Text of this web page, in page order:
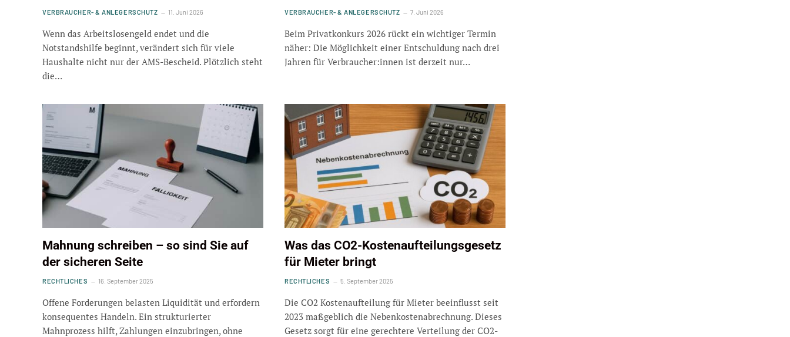
VERBRAUCHER- & ANLEGERSCHUTZ 11. Juni 2026
Wenn das Arbeitslosengeld endet und die
Notstandshilfe beginnt, verändert sich für viele
Haushalte nicht nur der AMS-Bescheid. Plötzlich steht
die…
VERBRAUCHER- & ANLEGERSCHUTZ 7. Juni 2026
Beim Privatkonkurs 2026 rückt ein wichtiger Termin
näher: Die Möglichkeit einer Entschuldung nach drei
Jahren für Verbraucher:innen ist derzeit nur…
Mahnung schreiben – so sind Sie auf
der sicheren Seite
RECHTLICHES 16. September 2025
Offene Forderungen belasten Liquidität und erfordern
konsequentes Handeln. Ein strukturierter
Mahnprozess hilft, Zahlungen einzubringen, ohne
Was das CO2-Kostenaufteilungsgesetz
für Mieter bringt
RECHTLICHES 5. September 2025
Die CO2 Kostenaufteilung für Mieter beeinflusst seit
2023 maßgeblich die Nebenkostenabrechnung. Dieses
Gesetz sorgt für eine gerechtere Verteilung der CO2-